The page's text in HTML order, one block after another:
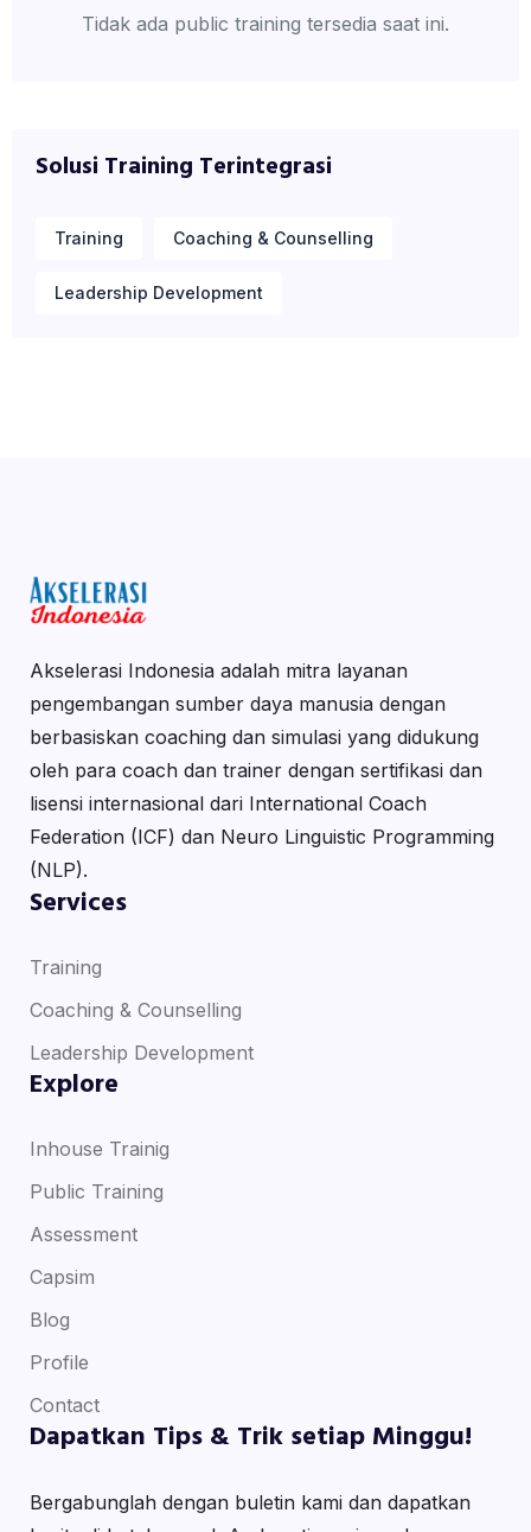
Tidak ada public training tersedia saat ini.
Solusi Training Terintegrasi
Training Coaching & Counselling
Leadership Development
Akselerasi Indonesia adalah mitra layanan
pengembangan sumber daya manusia dengan
berbasiskan coaching dan simulasi yang didukung
oleh para coach dan trainer dengan sertifikasi dan
lisensi internasional dari International Coach
Federation (ICF) dan Neuro Linguistic Programming
(NLP).
Services
Training
Coaching & Counselling
Leadership Development
Explore
Inhouse Trainig
Public Training
Assessment
Capsim
Blog
Profile
Contact
Dapatkan Tips & Trik setiap Minggu!
Bergabunglah dengan buletin kami dan dapatkan